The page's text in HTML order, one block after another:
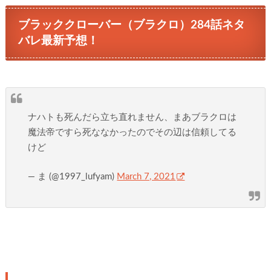
ブラッククローバー（ブラクロ）284話ネタ
バレ最新予想！
ナハトも死んだら立ち直れません、まあブラクロは
魔法帝ですら死ななかったのでその辺は信頼してる
けど
— ま (@1997_lufyam) March 7, 2021